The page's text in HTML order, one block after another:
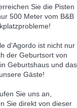
Sie die Pisten
500 Meter vom B&B
d'Agordo ist nicht nur
der Geburtsort von
Geburtshaus und das
Gäste!
Sie uns an,
Sie direkt von dieser